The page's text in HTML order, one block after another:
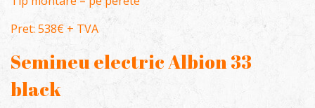
Pret: 538€ + TVA
Semineu electric Albion 33
black